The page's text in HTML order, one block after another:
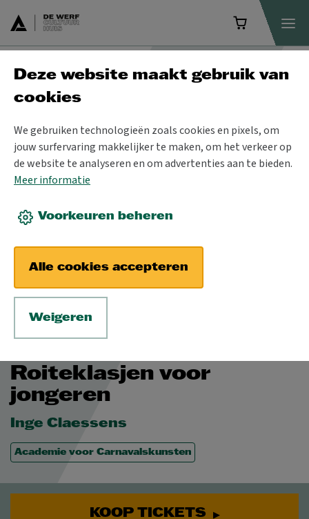
Programma
ZA 30 JAN 2027
Roiteklasjen voor
jongeren
Inge Claessens
Academie voor Carnavalskunsten
KOOP TICKETS
Deze website maakt gebruik van
cookies
We gebruiken technologieën zoals cookies en pixels, om
jouw surfervaring makkelijker te maken, om het verkeer op
de website te analyseren en om advertenties aan te bieden.
Meer informatie
Voorkeuren beheren
Alle cookies accepteren
Weigeren